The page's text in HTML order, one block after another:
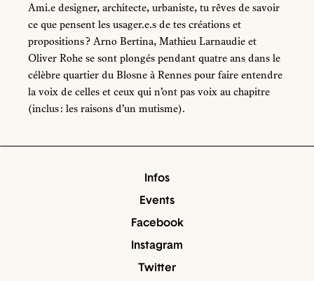
Ami.e designer, architecte, urbaniste, tu rêves de savoir
ce que pensent les usager.e.s de tes créations et
propositions ? Arno Bertina, Mathieu Larnaudie et
Oliver Rohe se sont plongés pendant quatre ans dans le
célèbre quartier du Blosne à Rennes pour faire entendre
la voix de celles et ceux qui n’ont pas voix au chapitre
(inclus : les raisons d’un mutisme).
Infos
Events
Facebook
Instagram
Twitter